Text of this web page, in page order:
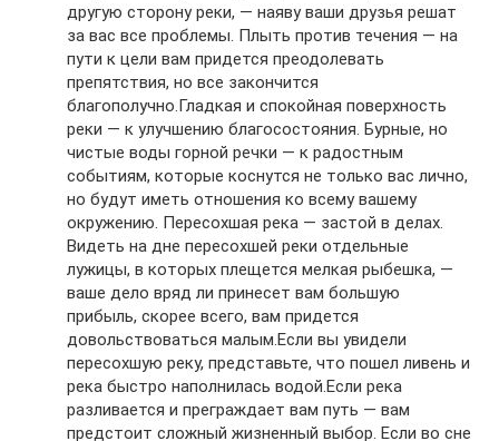
другую сторону реки, — наяву ваши друзья решат
за вас все проблемы. Плыть против течения — на
пути к цели вам придется преодолевать
препятствия, но все закончится
благополучно.Гладкая и спокойная поверхность
реки — к улучшению благосостояния. Бурные, но
чистые воды горной речки — к радостным
событиям, которые коснутся не только вас лично,
но будут иметь отношения ко всему вашему
окружению. Пересохшая река — застой в делах.
Видеть на дне пересохшей реки отдельные
лужицы, в которых плещется мелкая рыбешка, —
ваше дело вряд ли принесет вам большую
прибыль, скорее всего, вам придется
довольствоваться малым.Если вы увидели
пересохшую реку, представьте, что пошел ливень и
река быстро наполнилась водой.Если река
разливается и преграждает вам путь — вам
предстоит сложный жизненный выбор. Если во сне